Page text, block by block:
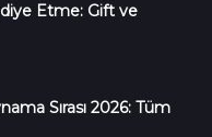
Etme: Gift ve
Sırası 2026: Tüm